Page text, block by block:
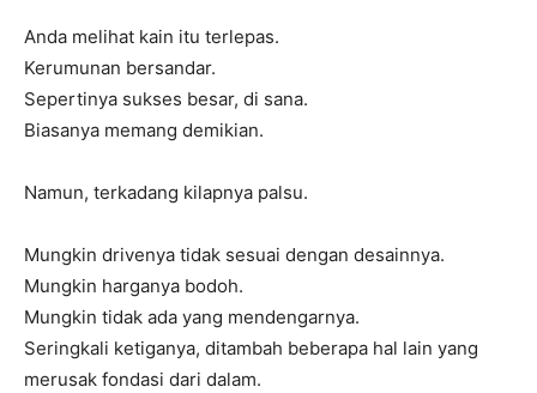
Anda melihat kain itu terlepas.
Kerumunan bersandar.
Sepertinya sukses besar, di sana.
Biasanya memang demikian.
Namun, terkadang kilapnya palsu.
Mungkin drivenya tidak sesuai dengan desainnya.
Mungkin harganya bodoh.
Mungkin tidak ada yang mendengarnya.
Seringkali ketiganya, ditambah beberapa hal lain yang
merusak fondasi dari dalam.